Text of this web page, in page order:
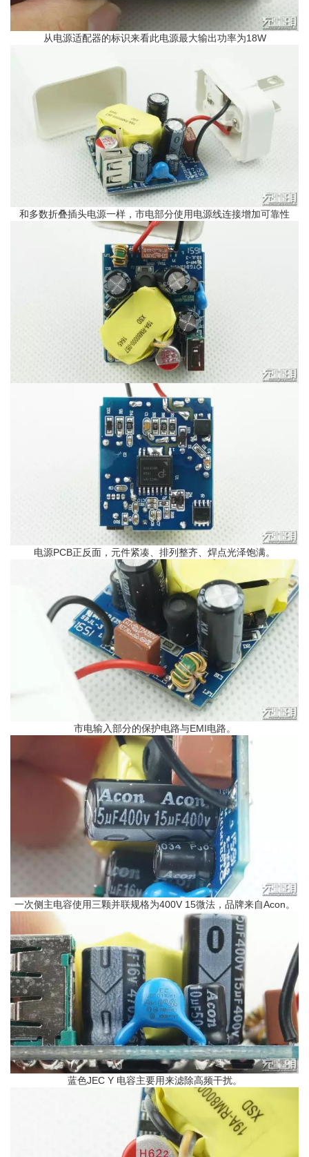
从电源适配器的标识来看此电源最大输出功率为18W
和多数折叠插头电源一样，市电部分使用电源线连接增加可靠性
电源PCB正反面，元件紧凑、排列整齐、焊点光泽饱满。
市电输入部分的保护电路与EMI电路。
一次侧主电容使用三颗并联规格为400V 15微法，品牌来自Acon。
蓝色JEC Y 电容主要用来滤除高频干扰。